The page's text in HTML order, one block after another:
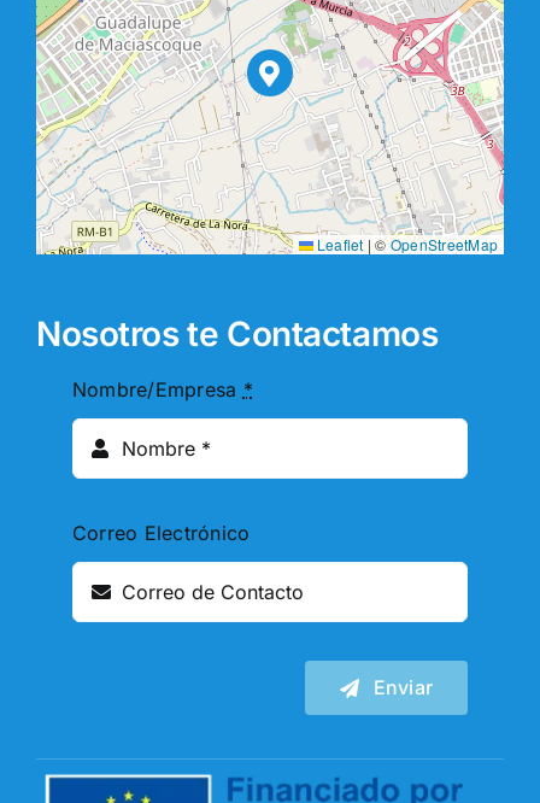
Leaflet |©OpenStreetMap
Nosotros te Contactamos
Nombre/Empresa *
Correo Electrónico
Enviar